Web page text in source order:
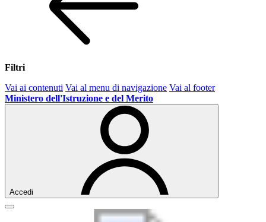
Filtri
Vai ai contenuti Vai al menu di navigazione Vai al footer
Ministero dell'Istruzione e del Merito
Accedi